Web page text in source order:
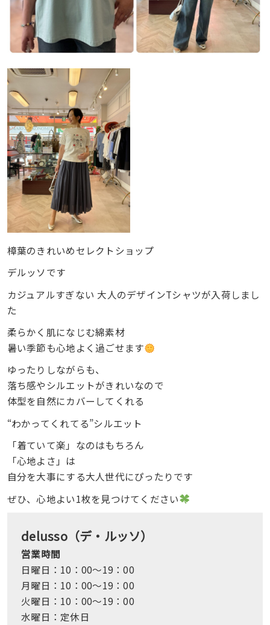
樟葉のきれいめセレクトショップ
デルッソです
カジュアルすぎない 大人のデザインTシャツが入荷しまし
た
柔らかく肌になじむ綿素材
暑い季節も心地よく過ごせます
ゆったりしながらも、
落ち感やシルエットがきれいなので
体型を自然にカバーしてくれる
“わかってくれてる”シルエット
「着ていて楽」なのはもちろん
「心地よさ」は
自分を大事にする大人世代にぴったりです
ぜひ、心地よい1枚を見つけてください
delusso（デ・ルッソ）
営業時間
日曜日：10：00～19：00
月曜日：10：00～19：00
火曜日：10：00～19：00
水曜日：定休日